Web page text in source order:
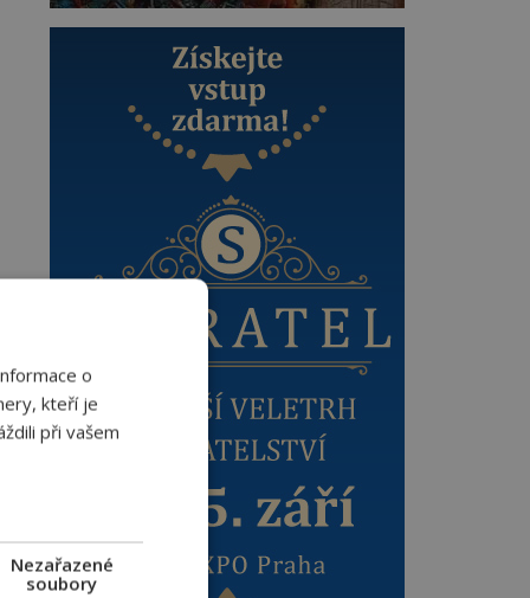
o
kteří je
při vašem
Nezařazené
soubory